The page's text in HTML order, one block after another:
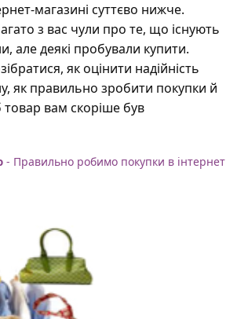
магазині суттєво нижче.
з вас чули про те, що існують
але деякі пробували купити.
як оцінити надійність
як правильно зробити покупки й
вам скоріше був
- Правильно робимо покупки в інтернет